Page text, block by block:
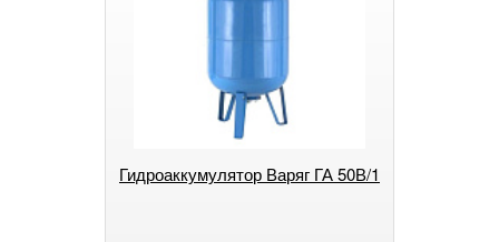
Гидроаккумулятор Варяг ГА 50В/1